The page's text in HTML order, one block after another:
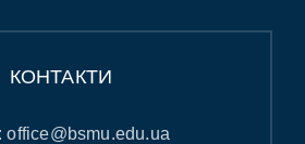
КОНТАКТИ
office@bsmu.edu.ua